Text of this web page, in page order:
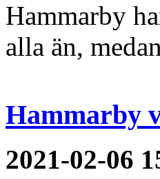
Hammarby
alla än,
Hammarby
2021-02-06